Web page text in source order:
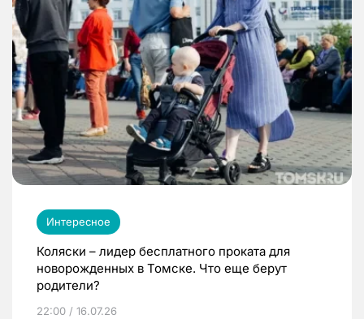
Интересное
Коляски – лидер бесплатного проката для
новорожденных в Томске. Что еще берут
родители?
22:00 / 16.07.26